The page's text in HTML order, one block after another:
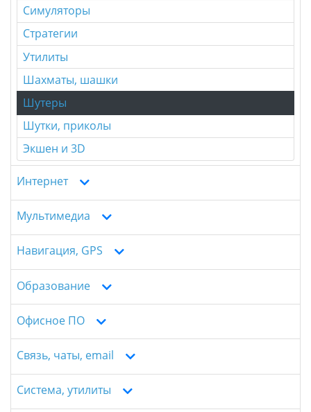
Симуляторы
Стратегии
Утилиты
Шахматы, шашки
Шутеры
Шутки, приколы
Экшен и 3D
Интернет
Мультимедиа
Навигация, GPS
Образование
Офисное ПО
Связь, чаты, email
Система, утилиты